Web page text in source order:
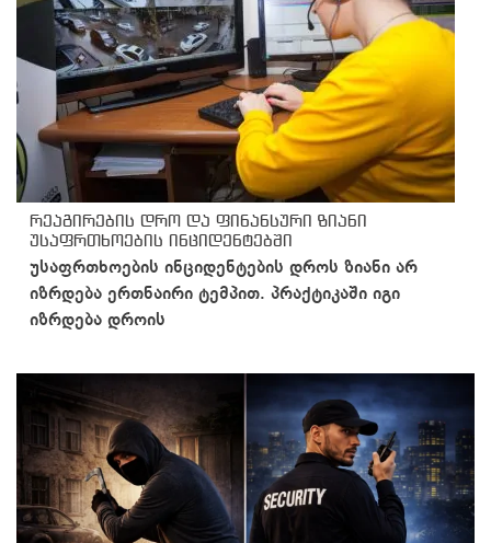
რეაგირების დრო და ფინანსური ზიანი
უსაფრთხოების ინციდენტებში
უსაფრთხოების ინციდენტების დროს ზიანი არ
იზრდება ერთნაირი ტემპით. პრაქტიკაში იგი
იზრდება დროის